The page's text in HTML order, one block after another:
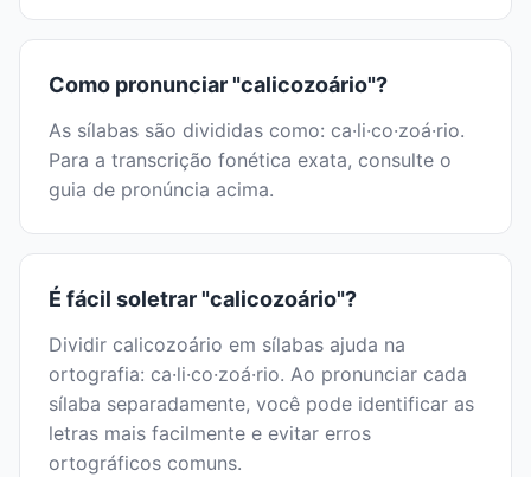
Como pronunciar "calicozoário"?
As sílabas são divididas como: ca·li·co·zoá·rio.
Para a transcrição fonética exata, consulte o
guia de pronúncia acima.
É fácil soletrar "calicozoário"?
Dividir calicozoário em sílabas ajuda na
ortografia: ca·li·co·zoá·rio. Ao pronunciar cada
sílaba separadamente, você pode identificar as
letras mais facilmente e evitar erros
ortográficos comuns.